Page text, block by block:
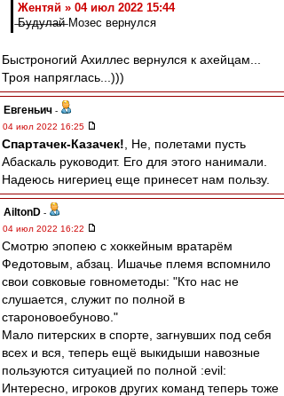
Жентяй » 04 июл 2022 15:44
̶Б̶у̶д̶у̶л̶а̶й̶ Мозес вернулся
Быстроногий Ахиллес вернулся к ахейцам...
Троя напряглась...)))
Евгеньич -
04 июл 2022 16:25
Спартачек-Казачек! , Не, полетами пусть
Абаскаль руководит. Его для этого нанимали.
Надеюсь нигериец еще принесет нам пользу.
AiltonD -
04 июл 2022 16:22
Смотрю эпопею с хоккейным вратарём
Федотовым, абзац. Ишачье племя вспомнило
свои совковые говнометоды: "Кто нас не
слушается, служит по полной в
староновоебуново."
Мало питерских в спорте, загнувших под себя
всех и вся, теперь ещё выкидыши навозные
пользуются ситуацией по полной :evil:
Интересно, игроков других команд теперь тоже